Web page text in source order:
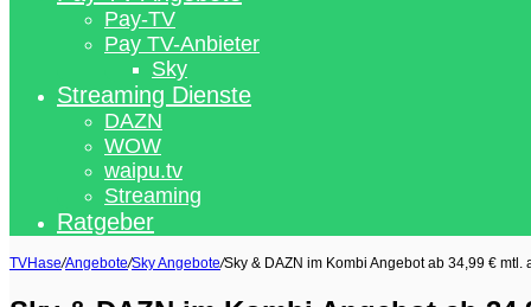
Pay-TV
Pay TV-Anbieter
Sky
Streaming Dienste
DAZN
WOW
waipu.tv
Streaming
Ratgeber
TVHase/Angebote/Sky Angebote/Sky & DAZN im Kombi Angebot ab 34,99 € mtl.